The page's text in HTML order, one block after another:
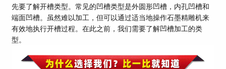
先要了解开槽类型。常见的凹槽类型是外圆形凹槽，内孔凹槽和
端面凹槽。虽然难以加工，但可以通过适当地操作石墨精雕机来
有效地执行开槽过程。在此之前，我们需要了解凹槽加工的类
型。